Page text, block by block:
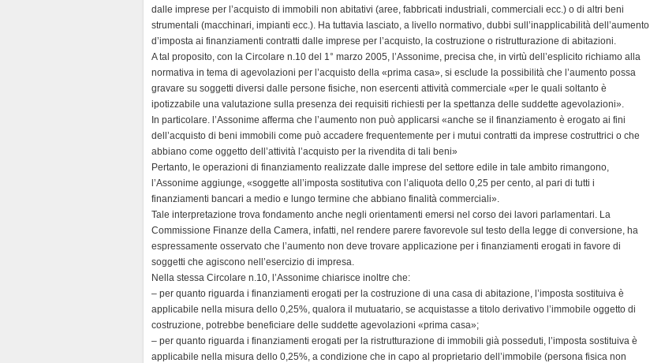
dalle imprese per l’acquisto di immobili non abitativi (aree, fabbricati industriali, commerciali ecc.) o di altri beni
strumentali (macchinari, impianti ecc.). Ha tuttavia lasciato, a livello normativo, dubbi sull’inapplicabilità dell’aumento
d’imposta ai finanziamenti contratti dalle imprese per l’acquisto, la costruzione o ristrutturazione di abitazioni.
A tal proposito, con la Circolare n.10 del 1° marzo 2005, l’Assonime, precisa che, in virtù dell’esplicito richiamo alla
normativa in tema di agevolazioni per l’acquisto della «prima casa», si esclude la possibilità che l’aumento possa
gravare su soggetti diversi dalle persone fisiche, non esercenti attività commerciale «per le quali soltanto è
ipotizzabile una valutazione sulla presenza dei requisiti richiesti per la spettanza delle suddette agevolazioni».
In particolare. l’Assonime afferma che l’aumento non può applicarsi «anche se il finanziamento è erogato ai fini
dell’acquisto di beni immobili come può accadere frequentemente per i mutui contratti da imprese costruttrici o che
abbiano come oggetto dell’attività l’acquisto per la rivendita di tali beni»
Pertanto, le operazioni di finanziamento realizzate dalle imprese del settore edile in tale ambito rimangono,
l’Assonime aggiunge, «soggette all’imposta sostitutiva con l’aliquota dello 0,25 per cento, al pari di tutti i
finanziamenti bancari a medio e lungo termine che abbiano finalità commerciali».
Tale interpretazione trova fondamento anche negli orientamenti emersi nel corso dei lavori parlamentari. La
Commissione Finanze della Camera, infatti, nel rendere parere favorevole sul testo della legge di conversione, ha
espressamente osservato che l’aumento non deve trovare applicazione per i finanziamenti erogati in favore di
soggetti che agiscono nell’esercizio di impresa.
Nella stessa Circolare n.10, l’Assonime chiarisce inoltre che:
– per quanto riguarda i finanziamenti erogati per la costruzione di una casa di abitazione, l’imposta sostituiva è
applicabile nella misura dello 0,25%, qualora il mutuatario, se acquistasse a titolo derivativo l’immobile oggetto di
costruzione, potrebbe beneficiare delle suddette agevolazioni «prima casa»;
– per quanto riguarda i finanziamenti erogati per la ristrutturazione di immobili già posseduti, l’imposta sostituiva è
applicabile nella misura dello 0,25%, a condizione che in capo al proprietario dell’immobile (persona fisica non